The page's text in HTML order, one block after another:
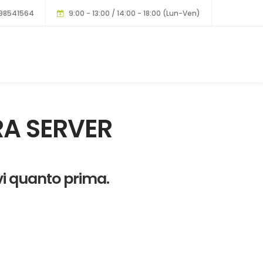
9:00 - 13:00 / 14:00 - 18:00 (Lun-Ven)
SERVER
quanto prima.